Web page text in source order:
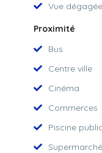
Vue dégagée
Proximité
Bus
Centre ville
Cinéma
Commerces
Piscine
Supermarché